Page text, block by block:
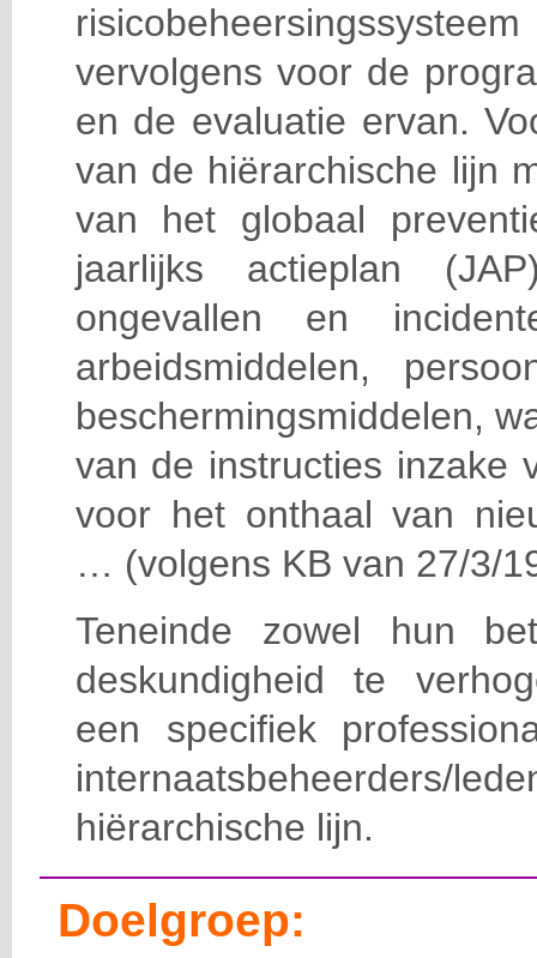
vervolgens voor de
en de evaluatie ervan.
van de hiërarchische lijn
van het globaal
jaarlijks actieplan
ongevallen en
arbeidsmiddelen,
beschermingsmiddelen,
van de instructies inzake
voor het onthaal van
… (volgens KB van 27/3/
Teneinde zowel hun
deskundigheid te
een specifiek
hiërarchische lijn.
Doelgroep: